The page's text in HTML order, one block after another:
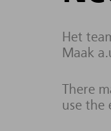
Het
Maak
There
use the